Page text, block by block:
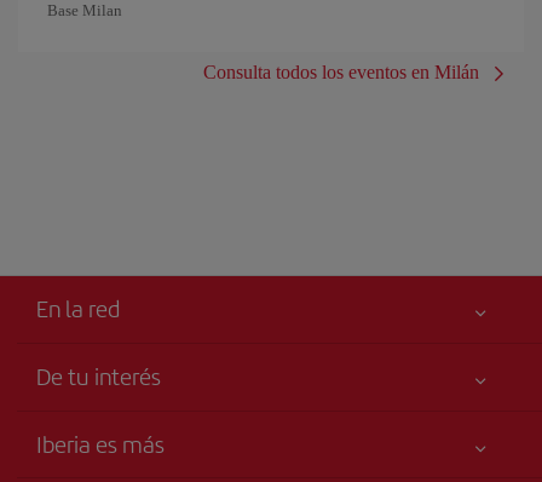
Base Milan
Consulta todos los eventos en Milán
En la red
De tu interés
Tu seguridad es lo primero
Iberia es más